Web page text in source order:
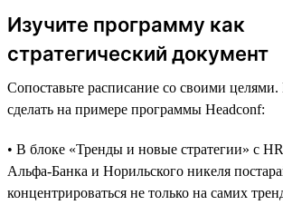
Изучите программу как
стратегический документ
Сопоставьте расписание со своими целями.
сделать на примере программы Headсonf:
• В блоке «Тренды и новые стратегии» с
Альфа-Банка и Норильского никеля
концентрироваться не только на самих